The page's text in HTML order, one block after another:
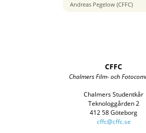
Andreas Pegelow (CFFC)
50 mm
CFFC
Chalmers Film- och
Chalmers Studentkår
Teknologgården 2
412 58 Göteborg
cffc@cffc.se